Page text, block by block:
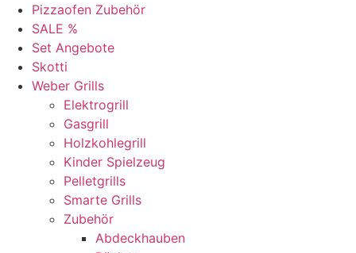
Pizzaofen Zubehör
SALE %
Set Angebote
Skotti
Weber Grills
Elektrogrill
Gasgrill
Holzkohlegrill
Kinder Spielzeug
Pelletgrills
Smarte Grills
Zubehör
Abdeckhauben